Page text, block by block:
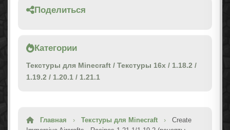
Поделиться
Категории
Текстуры для Minecraft / Текстуры 16x / 1.18.2 /
1.19.2 / 1.20.1 / 1.21.1
Главная › Текстуры для Minecraft ›
Create